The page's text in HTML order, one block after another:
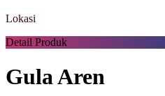
Lokasi
Detail Produk
Gula Aren